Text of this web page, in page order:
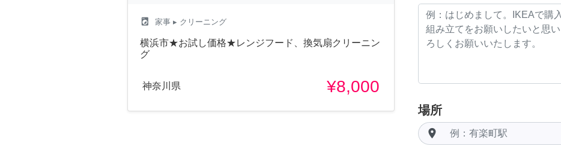
local_laundry_service 家事 ▸ クリーニング
横浜市★お試し価格★レンジフード、換気扇クリーニン
グ
神奈川県 ¥8,000
場所
room